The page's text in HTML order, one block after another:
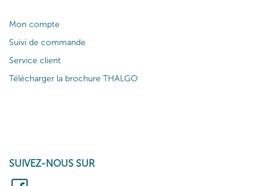
Mon compte
Suivi de commande
Service client
Télécharger la brochure THALGO
SUIVEZ-NOUS SUR